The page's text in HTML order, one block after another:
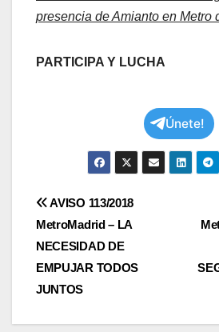
presencia de Amianto en Metro
PARTICIPA Y LUCHA
Únete!
Navegación
de
entradas
AVISO 113/2018
MetroMadrid – LA
NECESIDAD DE
EMPUJAR TODOS
JUNTOS